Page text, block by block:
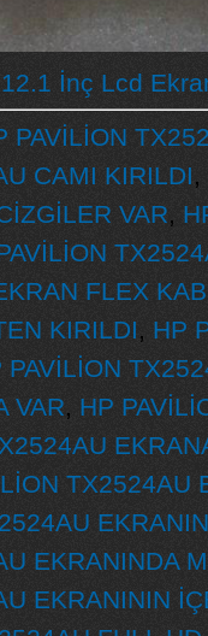
İnç Lcd
PAVİLİON
CAMI KIRILDI,
VAR,
FLEX
KIRILDI, HP
PAVİLİON
VAR, HP
TX2524AU
EKRANINDA
EKRANININ